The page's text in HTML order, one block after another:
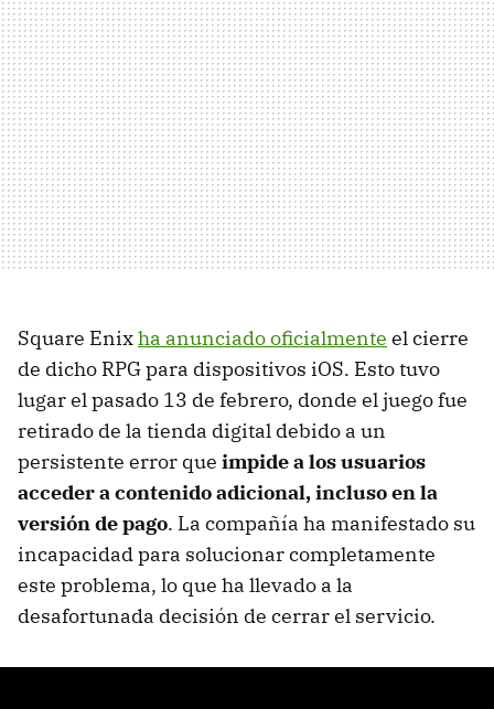
Square Enixha anunciado oficialmente el cierre
de dicho RPG para dispositivos iOS. Esto tuvo
lugar el pasado 13 de febrero, donde el juego fue
retirado de la tienda digital debido a un
persistente error que impide a los usuarios
acceder a contenido adicional, incluso en la
versión de pago. La compañía ha manifestado su
incapacidad para solucionar completamente
este problema, lo que ha llevado a la
desafortunada decisión de cerrar el servicio.